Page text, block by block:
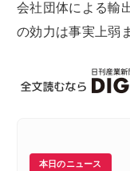
会社団体による輸
の効力は事実上弱
本日のニュース